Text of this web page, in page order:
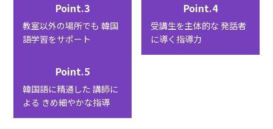
Point.3
教室以外の場所でも 韓国
語学習をサポート
Point.4
受講生を主体的な 発話者
に導く指導力
Point.5
韓国語に精通した 講師に
よる きめ細やかな指導